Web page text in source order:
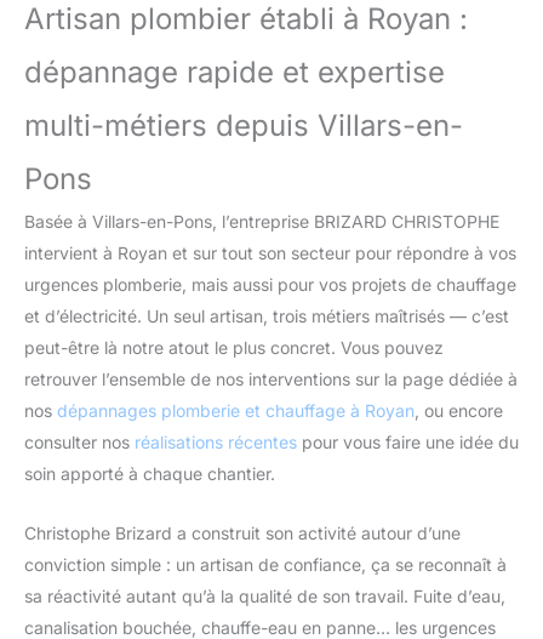
Artisan plombier établi à Royan :
dépannage rapide et expertise
multi-métiers depuis Villars-en-
Pons
Basée à Villars-en-Pons, l’entreprise BRIZARD CHRISTOPHE
intervient à Royan et sur tout son secteur pour répondre à vos
urgences plomberie, mais aussi pour vos projets de chauffage
et d’électricité. Un seul artisan, trois métiers maîtrisés — c’est
peut-être là notre atout le plus concret. Vous pouvez
retrouver l’ensemble de nos interventions sur la page dédiée à
nos dépannages plomberie et chauffage à Royan , ou encore
consulter nos réalisations récentes pour vous faire une idée du
soin apporté à chaque chantier.
Christophe Brizard a construit son activité autour d’une
conviction simple : un artisan de confiance, ça se reconnaît à
sa réactivité autant qu’à la qualité de son travail. Fuite d’eau,
canalisation bouchée, chauffe-eau en panne… les urgences